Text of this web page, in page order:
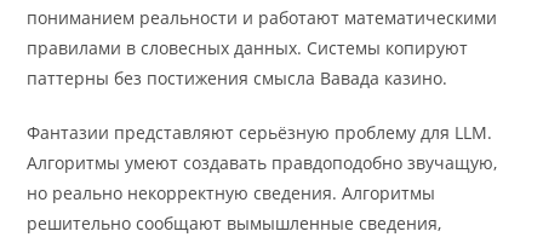
пониманием реальности и работают математическими
правилами в словесных данных. Системы копируют
паттерны без постижения смысла Вавада казино.
Фантазии представляют серьёзную проблему для LLM.
Алгоритмы умеют создавать правдоподобно звучащую,
но реально некорректную сведения. Алгоритмы
решительно сообщают вымышленные сведения,